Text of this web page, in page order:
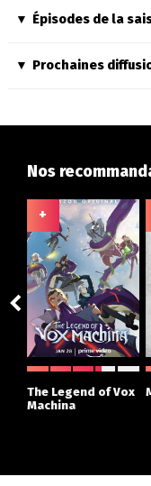
Épisodes de la
Prochaines
Nos
+
The Legend of Vox
Machina